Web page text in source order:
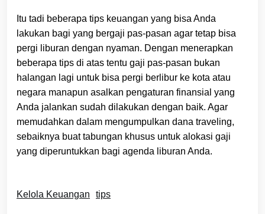
Itu tadi beberapa tips keuangan yang bisa Anda
lakukan bagi yang bergaji pas-pasan agar tetap bisa
pergi liburan dengan nyaman. Dengan menerapkan
beberapa tips di atas tentu gaji pas-pasan bukan
halangan lagi untuk bisa pergi berlibur ke kota atau
negara manapun asalkan pengaturan finansial yang
Anda jalankan sudah dilakukan dengan baik. Agar
memudahkan dalam mengumpulkan dana traveling,
sebaiknya buat tabungan khusus untuk alokasi gaji
yang diperuntukkan bagi agenda liburan Anda.
Kelola Keuangan tips